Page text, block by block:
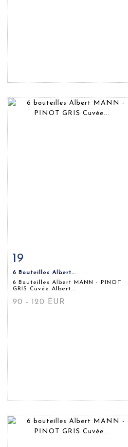
Fiche détaillée
19
6 Bouteilles Albert...
6 Bouteilles Albert MANN - PINOT
GRIS Cuvée Albert...
90 - 120 EUR